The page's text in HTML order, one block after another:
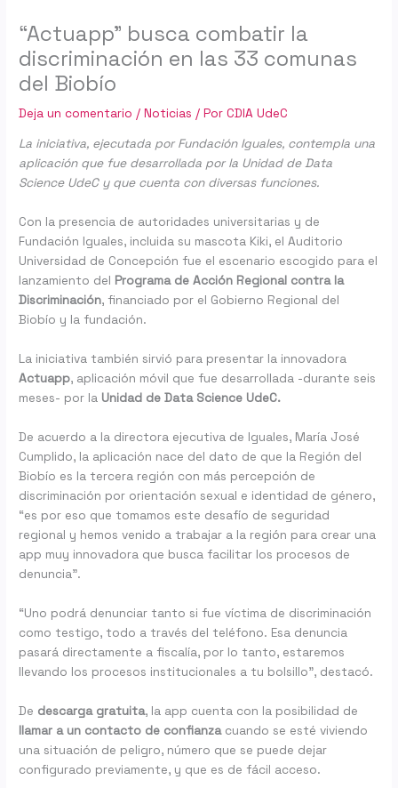
“Actuapp” busca combatir la
discriminación en las 33 comunas
del Biobío
Deja un comentario /Noticias / PorCDIA UdeC
La iniciativa, ejecutada por Fundación Iguales, contempla una
aplicación que fue desarrollada por la Unidad de Data
Science UdeC y que cuenta con diversas funciones.
Con la presencia de autoridades universitarias y de
Fundación Iguales, incluida su mascota Kiki, el Auditorio
Universidad de Concepción fue el escenario escogido para el
lanzamiento del Programa de Acción Regional contra la
Discriminación, financiado por el Gobierno Regional del
Biobío y la fundación.
La iniciativa también sirvió para presentar la innovadora
Actuapp, aplicación móvil que fue desarrollada -durante seis
meses- por la Unidad de Data Science UdeC.
De acuerdo a la directora ejecutiva de Iguales, María José
Cumplido, la aplicación nace del dato de que la Región del
Biobío es la tercera región con más percepción de
discriminación por orientación sexual e identidad de género,
“es por eso que tomamos este desafío de seguridad
regional y hemos venido a trabajar a la región para crear una
app muy innovadora que busca facilitar los procesos de
denuncia”.
“Uno podrá denunciar tanto si fue víctima de discriminación
como testigo, todo a través del teléfono. Esa denuncia
pasará directamente a fiscalía, por lo tanto, estaremos
llevando los procesos institucionales a tu bolsillo”, destacó.
De descarga gratuita, la app cuenta con la posibilidad de
llamar a un contacto de confianzacuando se esté viviendo
una situación de peligro, número que se puede dejar
configurado previamente, y que es de fácil acceso.